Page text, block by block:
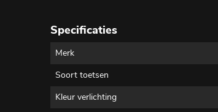
Specificaties
Merk
Soort toetsen
Kleur verlichting